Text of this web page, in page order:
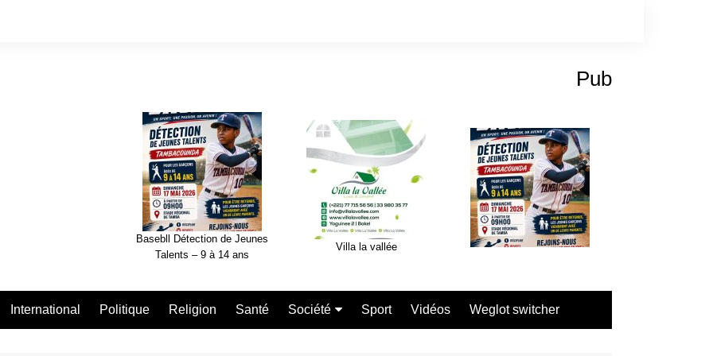
Pub
Basebll Détection de Jeunes
Talents – 9 à 14 ans
Villa la vallée
International Politique Religion Santé Société Sport Vidéos Weglot switcher